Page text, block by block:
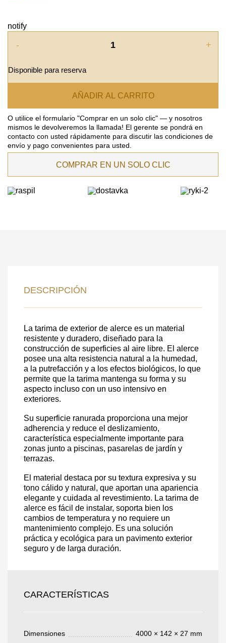
notify
- +
Disponible para reserva
AÑADIR AL CARRITO
O utilice el formulario "Comprar en un solo clic" — y nosotros
mismos le devolveremos la llamada! El gerente se pondrá en
contacto con usted rápidamente para discutir las condiciones de
envío y pago convenientes para usted.
COMPRAR EN UN SOLO CLIC
DESCRIPCIÓN
La tarima de exterior de alerce es un material
resistente y duradero, diseñado para la
construcción de superficies al aire libre. El alerce
posee una alta resistencia natural a la humedad,
a la putrefacción y a los efectos biológicos, lo que
permite que la tarima mantenga su forma y su
aspecto incluso con un uso intensivo en
exteriores.
Su superficie ranurada proporciona una mejor
adherencia y reduce el deslizamiento,
característica especialmente importante para
zonas junto a piscinas, pasarelas de jardín y
terrazas.
El material destaca por su textura expresiva y su
tono cálido y natural, que aportan una apariencia
elegante y cuidada al revestimiento. La tarima de
alerce es fácil de instalar, soporta bien los
cambios de temperatura y no requiere un
mantenimiento complejo. Es una solución
práctica y ecológica para un pavimento exterior
seguro y de larga duración.
CARACTERÍSTICAS
Dimensiones 4000 × 142 × 27 mm
DATOS PARA REVERTIR
COMUNICACIONES A PEDIDO
Nombre
Costo unitario:
Su pedido:
Cantidad:350
Acepto el procesamiento datos personales
Todos los campos son obligatorios.
pondremos en contacto con usted.